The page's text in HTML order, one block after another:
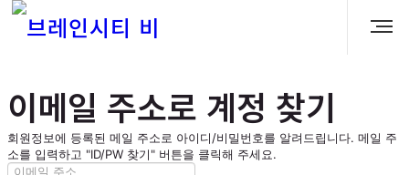
이메일 주소로 계정 찾기
회원정보에 등록된 메일 주소로 아이디/비밀번호를 알려드립니다. 메일 주
소를 입력하고 "ID/PW 찾기" 버튼을 클릭해 주세요.